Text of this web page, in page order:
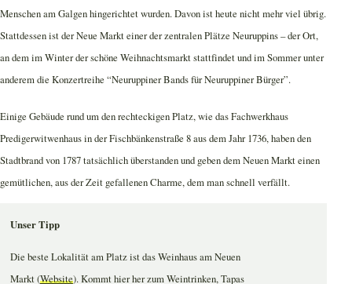
Menschen am Galgen hingerichtet wurden. Davon ist heute nicht mehr viel übrig.
Stattdessen ist der Neue Markt einer der zentralen Plätze Neuruppins – der Ort,
an dem im Winter der schöne Weihnachtsmarkt stattfindet und im Sommer unter
anderem die Konzertreihe “Neuruppiner Bands für Neuruppiner Bürger”.
Einige Gebäude rund um den rechteckigen Platz, wie das Fachwerkhaus
Predigerwitwenhaus in der Fischbänkenstraße 8 aus dem Jahr 1736, haben den
Stadtbrand von 1787 tatsächlich überstanden und geben dem Neuen Markt einen
gemütlichen, aus der Zeit gefallenen Charme, dem man schnell verfällt.
Unser Tipp
Die beste Lokalität am Platz ist das Weinhaus am Neuen
Markt (Website). Kommt hier her zum Weintrinken, Tapas